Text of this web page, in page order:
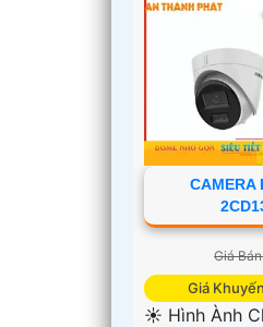
CAMERA
Giá
Giá
☀️ Hình Ành